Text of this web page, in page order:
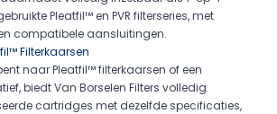
Pleatfil™ en PVR filterseries, met
compatibele aansluitingen.
Filterkaarsen
naar Pleatfil™ filterkaarsen of een
biedt Van Borselen Filters volledig
cartridges met dezelfde specificaties,